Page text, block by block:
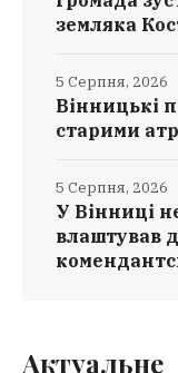
земляка
Вінницькі
старими
5 Серпня, 2026
У Вінниці
влаштував
5 Серпня, 2026
Актуальне